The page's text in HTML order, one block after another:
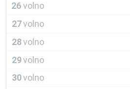
26volno
27volno
28volno
29volno
30volno